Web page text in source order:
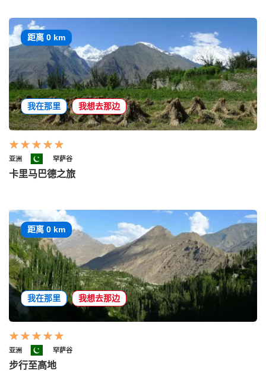
距离 0 km
我在那里 我想去那边
亚洲 罕萨谷
卡里马巴德之旅
距离 0 km
我在那里 我想去那边
亚洲 罕萨谷
步行至高地